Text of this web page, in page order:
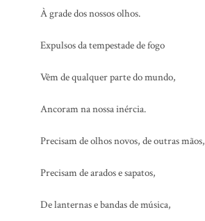
À grade dos nossos olhos.
Expulsos da tempestade de fogo
Vêm de qualquer parte do mundo,
Ancoram na nossa inércia.
Precisam de olhos novos, de outras mãos,
Precisam de arados e sapatos,
De lanternas e bandas de música,